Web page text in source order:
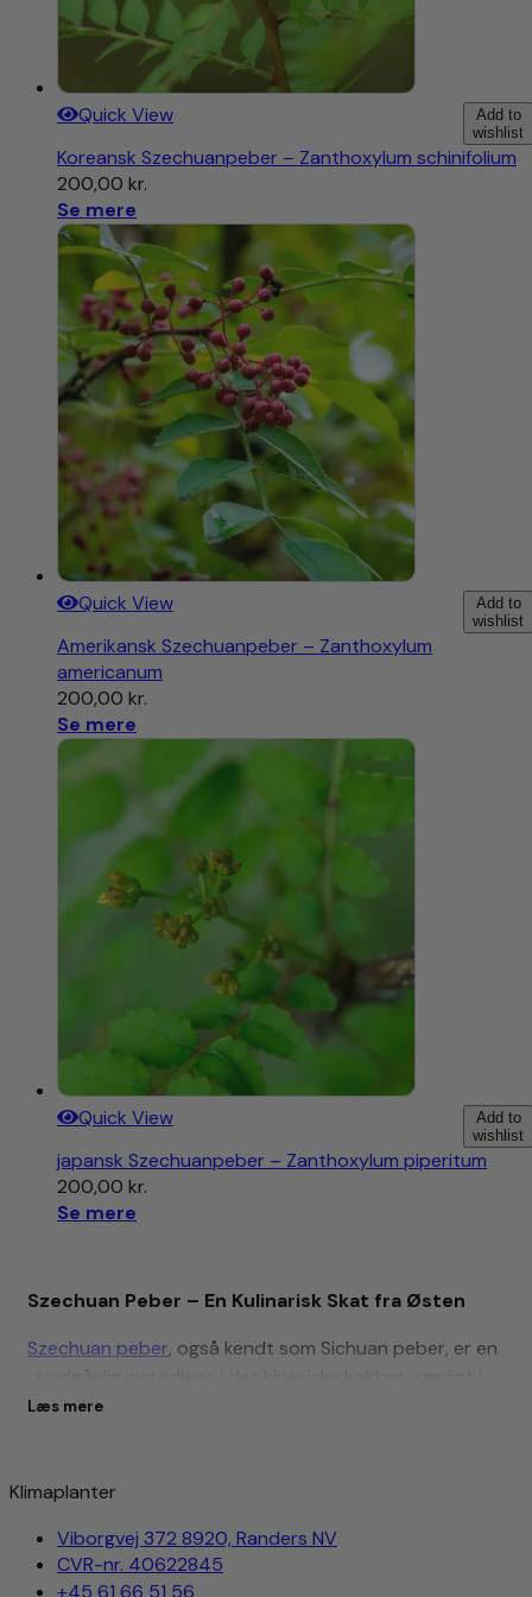
Add to
wishlist
Quick View
Koreansk Szechuanpeber – Zanthoxylum schinifolium
200,00 kr.
Se mere
Add to
wishlist
Quick View
Amerikansk Szechuanpeber – Zanthoxylum
americanum
200,00 kr.
Se mere
Add to
wishlist
Quick View
japansk Szechuanpeber – Zanthoxylum piperitum
200,00 kr.
Se mere
Szechuan Peber – En Kulinarisk Skat fra Østen
Szechuan peber, også kendt som Sichuan peber, er en
Sichuan-provinsen. Denne unikke krydderi er ikke i
Egenskaber og Brug
Szechuan peber er kendt for sin karakteristiske
bedøvende og prikkende fornemmelse, som den giver
Læs mere
Klimaplanter
Viborgvej 372 8920, Randers NV
CVR-nr. 40622845